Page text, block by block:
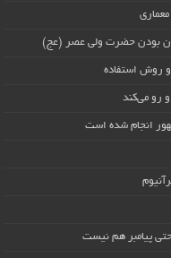
زن بودن حضرت ولی عصر (عج)
و روش استفاده
رو می‌کند
انجام شده است
پیامبر هم نیست